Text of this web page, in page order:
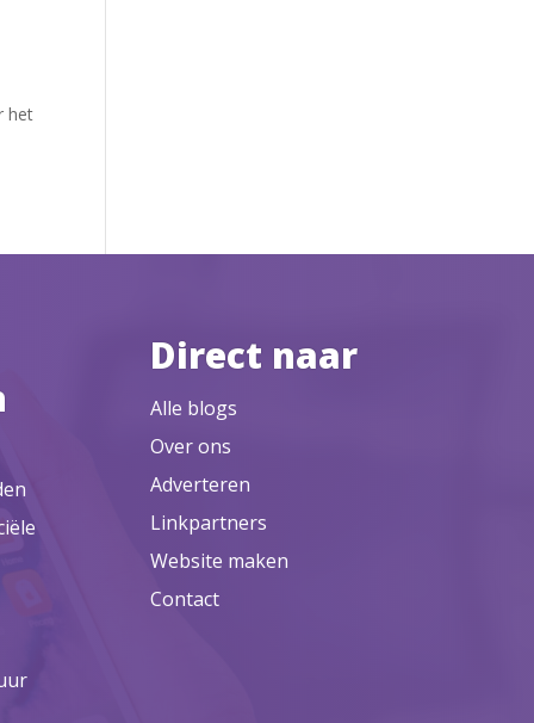
het
Direct naar
Alle blogs
Over ons
Adverteren
Linkpartners
Website maken
Contact